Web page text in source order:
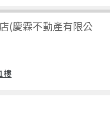
(慶霖不動產有限公
樓